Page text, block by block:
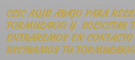
CLIC AQUI ABAJO PARA
FORMULARIO Y SOLICITAR
ENTRAREMOS EN
RECIBAMOS TU